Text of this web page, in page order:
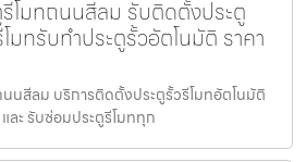
โมทถนนสีลม รับติดตั้งประตู
มทรับทำประตูรั้วอัตโนมัติ ราคา
นสีลม บริการติดตั้งประตูรั้วรีโมทอัตโนมัติ
ละ รับซ่อมประตูรีโมททุก